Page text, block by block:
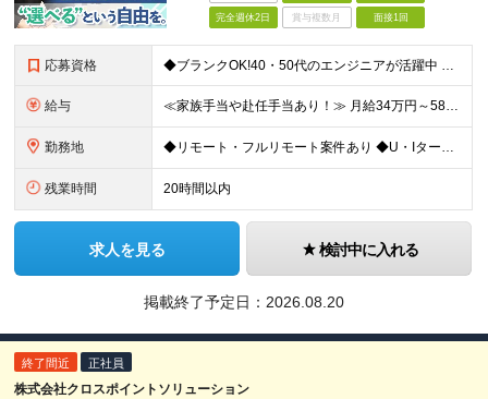
完全週休2日 賞与複数月 面接1回
応募資格 ◆ブランクOK!40・50代のエンジニアが活躍中 ◆社会人経験10年以上の方も歓迎いたします！ ■学歴不問 ■何らかのIT系職種の実務経験をお持ちの方（経験年数不問） ※SE／PG・運用・保守・ヘル
給与 ≪家族手当や赴任手当あり！≫ 月給34万円～58万円＋賞与＋各種手当 ※前職の給与・経験・スキルなどを考慮のうえで決定します ※残業代は1分単位で全額支給します ※試用期間3ヶ月。その間の給与・待遇
勤務地 ◆リモート・フルリモート案件あり ◆U・Iターン歓迎 ◆配属先は希望を最大限考慮します！ ◆転勤・転居についてはご相談が可能です 各拠点、または関東・東海の各プロジェクト先での勤務となります。 ※会
残業時間 20時間以内
求人を見る 検討中に入れる
掲載終了予定日： 2026.08.20
終了間近 正社員
株式会社クロスポイントソリューション